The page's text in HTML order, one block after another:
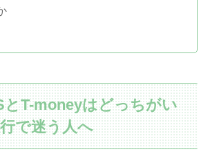
とT-moneyはどっちがい
で迷う人へ